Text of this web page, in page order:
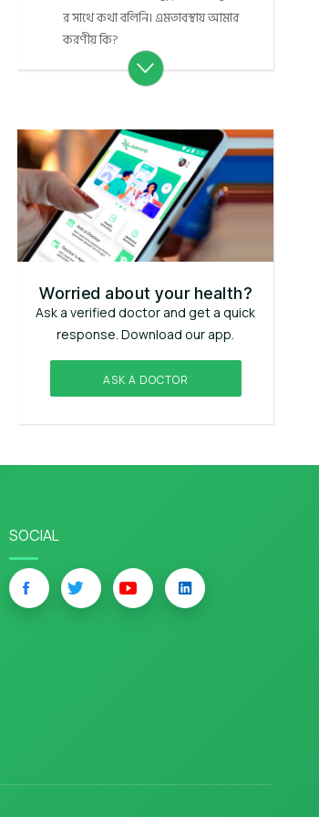
র সাথে কথা বলিনি। এমতাবস্থায় আমার
করণীয় কি?
Worried about your health?
Ask a verified doctor and get a quick
response. Download our app.
ASK A DOCTOR
SOCIAL